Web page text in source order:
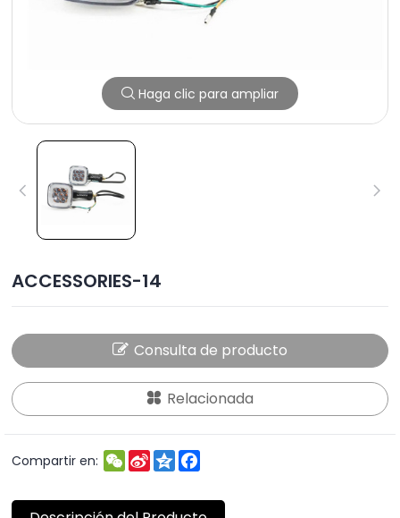
Haga clic para ampliar
ACCESSORIES-14
Consulta de producto
Relacionada
Compartir en: WeChat
Sina
Weibo
Qzone